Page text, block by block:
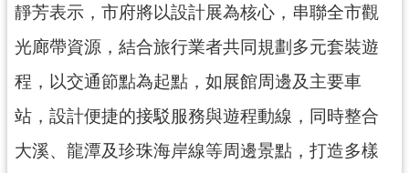
靜芳表示，市府將以設計展為核心，串聯全市觀
光廊帶資源，結合旅行業者共同規劃多元套裝遊
程，以交通節點為起點，如展館周邊及主要車
站，設計便捷的接駁服務與遊程動線，同時整合
大溪、龍潭及珍珠海岸線等周邊景點，打造多樣